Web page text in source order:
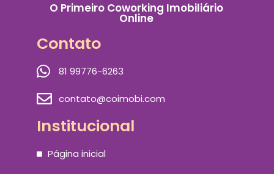
O Primeiro Coworking Imobiliário
Online
Contato
81 99776-6263
contato@coimobi.com
Institucional
Página inicial